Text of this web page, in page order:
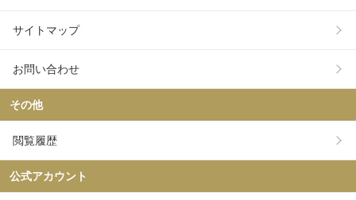
サイトマップ
お問い合わせ
その他
閲覧履歴
公式アカウント